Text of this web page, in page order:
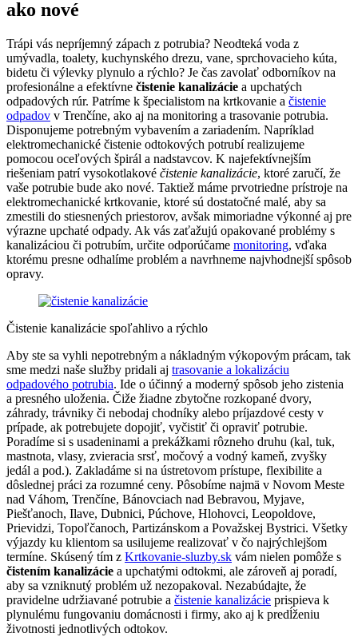
ako nové
Trápi vás nepríjemný zápach z potrubia? Neodteká voda z
umývadla, toalety, kuchynského drezu, vane, sprchovacieho kúta,
bidetu či výlevky plynulo a rýchlo? Je čas zavolať odborníkov na
profesionálne a efektívne čistenie kanalizácie a upchatých
odpadových rúr. Patríme k špecialistom na krtkovanie a čistenie
odpadov v Trenčíne, ako aj na monitoring a trasovanie potrubia.
Disponujeme potrebným vybavením a zariadením. Napríklad
elektromechanické čistenie odtokových potrubí realizujeme
pomocou oceľových špirál a nadstavcov. K najefektívnejším
riešeniam patrí vysokotlakové čistenie kanalizácie, ktoré zaručí, že
vaše potrubie bude ako nové. Taktiež máme prvotriedne prístroje na
elektromechanické krtkovanie, ktoré sú dostatočné malé, aby sa
zmestili do stiesnených priestorov, avšak mimoriadne výkonné aj pre
výrazne upchaté odpady. Ak vás zaťažujú opakované problémy s
kanalizáciou či potrubím, určite odporúčame monitoring, vďaka
ktorému presne odhalíme problém a navrhneme najvhodnejší spôsob
opravy.
Čistenie kanalizácie spoľahlivo a rýchlo
Aby ste sa vyhli nepotrebným a nákladným výkopovým prácam, tak
sme medzi naše služby pridali aj trasovanie a lokalizáciu
odpadového potrubia. Ide o účinný a moderný spôsob jeho zistenia
a presného uloženia. Čiže žiadne zbytočne rozkopané dvory,
záhrady, trávniky či nebodaj chodníky alebo príjazdové cesty v
prípade, ak potrebujete dopojiť, vyčistiť či opraviť potrubie.
Poradíme si s usadeninami a prekážkami rôzneho druhu (kal, tuk,
mastnota, vlasy, zvieracia srsť, močový a vodný kameň, zvyšky
jedál a pod.). Zakladáme si na ústretovom prístupe, flexibilite a
dôslednej práci za rozumné ceny. Pôsobíme najmä v Novom Meste
nad Váhom, Trenčíne, Bánovciach nad Bebravou, Myjave,
Piešťanoch, Ilave, Dubnici, Púchove, Hlohovci, Leopoldove,
Prievidzi, Topoľčanoch, Partizánskom a Považskej Bystrici. Všetky
výjazdy ku klientom sa usilujeme realizovať v čo najrýchlejšom
termíne. Skúsený tím z Krtkovanie-sluzby.sk vám nielen pomôže s
čistením kanalizácie a upchatými odtokmi, ale zároveň aj poradí,
aby sa vzniknutý problém už nezopakoval. Nezabúdajte, že
pravidelne udržiavané potrubie a čistenie kanalizácie prispieva k
plynulému fungovaniu domácnosti i firmy, ako aj k predĺženiu
životnosti jednotlivých odtokov.